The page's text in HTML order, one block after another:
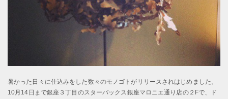
暑かった日々に仕込みをした数々のモノゴトがリリースされはじめました。
10月14日まで銀座３丁目のスターバックス銀座マロニエ通り店の２Fで、ド